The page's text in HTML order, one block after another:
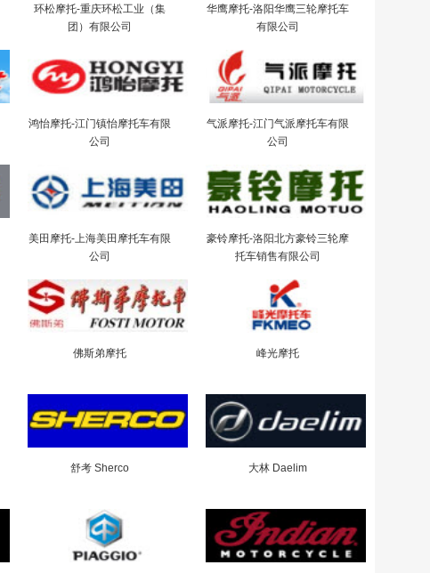
环松摩托-重庆环松工业（集
团）有限公司
华鹰摩托-洛阳华鹰三轮摩托车
有限公司
鸿怡摩托-江门镇怡摩托车有限
公司
气派摩托-江门气派摩托车有限
公司
美田摩托-上海美田摩托车有限
公司
豪铃摩托-洛阳北方豪铃三轮摩
托车销售有限公司
佛斯弟摩托 峰光摩托
舒考 Sherco 大林 Daelim